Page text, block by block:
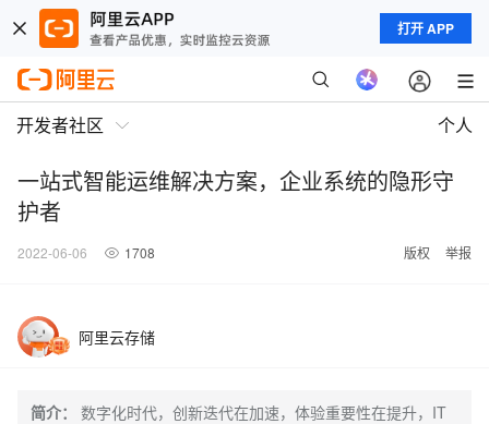
打开 APP
开发者社区 个人
一站式智能运维解决方案，企业系统的隐形守
护者
2022-06-06 1708 版权 举报
阿里云存储
简介：
数字化时代，创新迭代在加速，体验重要性在提升，IT